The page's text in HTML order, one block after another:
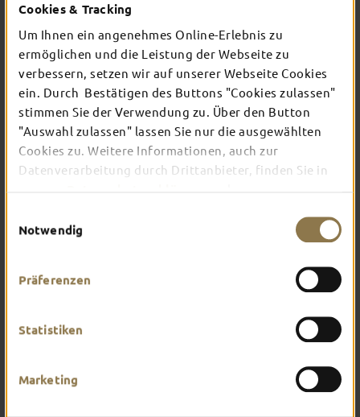
Cookies & Tracking
Um Ihnen ein angenehmes Online-Erlebnis zu
ermöglichen und die Leistung der Webseite zu
verbessern, setzen wir auf unserer Webseite Cookies
ein. Durch Bestätigen des Buttons "Cookies zulassen"
stimmen Sie der Verwendung zu. Über den Button
"Auswahl zulassen" lassen Sie nur die ausgewählten
Cookies zu. Weitere Informationen, auch zur
Datenverarbeitung durch Drittanbieter, finden Sie in
Notwendig
Präferenzen
Statistiken
Marketing
Fulda ist
SEHENS­WÜRDIG
Verschaffe dir hier einen Überblick über das, was
dich in Fulda erwartet. Worauf hast du am
meisten Lust?